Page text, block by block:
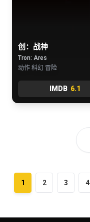
创：战神
Tron: Ares
动作 科幻 冒险
IMDB 6.1
1 2 3 4